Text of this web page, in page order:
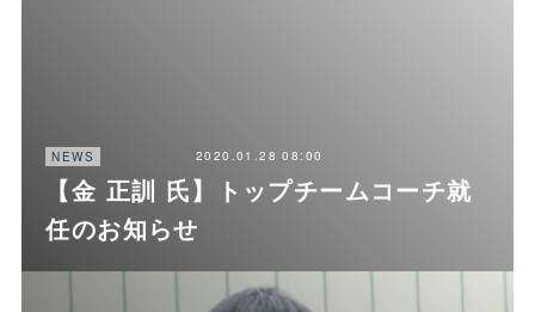
NEWS 2020.01.28 08:00
【金 正訓 氏】トップチームコーチ就
任のお知らせ